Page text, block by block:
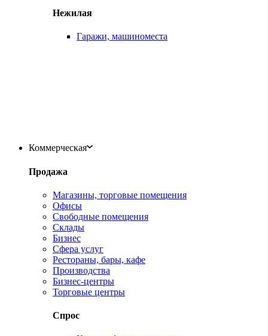
Нежилая
Гаражи, машиноместа
Коммерческая
Продажа
Магазины, торговые помещения
Офисы
Свободные помещения
Склады
Бизнес
Сфера услуг
Рестораны, бары, кафе
Производства
Бизнес-центры
Торговые центры
Спрос